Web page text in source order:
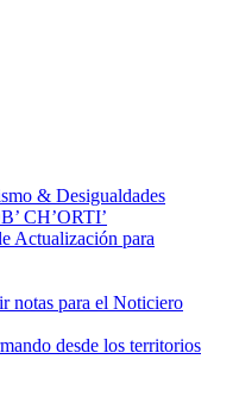
& Desigualdades
CH’ORTI’
Actualización para
notas para el Noticiero
desde los territorios